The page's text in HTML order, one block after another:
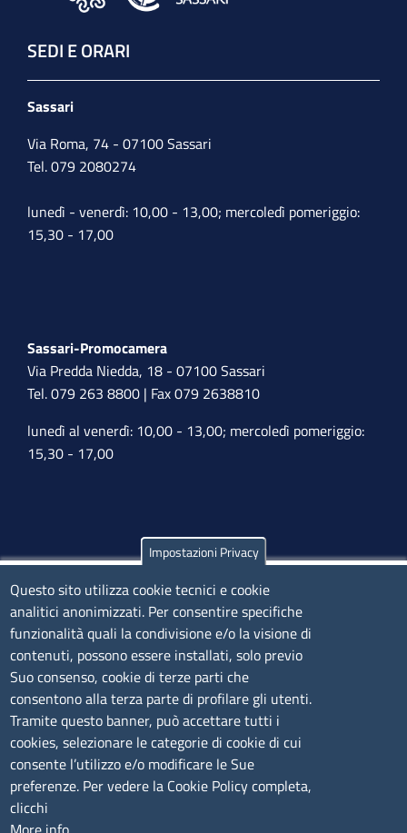
SEDI E ORARI
Sassari
Via Roma, 74 - 07100 Sassari
Tel. 079 2080274
lunedì - venerdì: 10,00 - 13,00; mercoledì pomeriggio:
15,30 - 17,00
Sassari-Promocamera
Via Predda Niedda, 18 - 07100 Sassari
Tel. 079 263 8800 | Fax 079 2638810
lunedì al venerdì: 10,00 - 13,00; mercoledì pomeriggio:
15,30 - 17,00
Olbia
Via Nanni 43 - 07026 Olbia
Tel. 0789 66122 | 0789 69580
mail:ufficio.olbia@ss.camcom.it
lunedì al venerdì: 9,00 - 12,00; lunedì pomeriggio: 16,00
- 17,00
CONTATTI
Camera di Commercio, Industria, Artigianato e
Impostazioni Privacy
Questo sito utilizza cookie tecnici e cookie
analitici anonimizzati. Per consentire specifiche
funzionalità quali la condivisione e/o la visione di
contenuti, possono essere installati, solo previo
Suo consenso, cookie di terze parti che
consentono alla terza parte di profilare gli utenti.
Tramite questo banner, può accettare tutti i
cookies, selezionare le categorie di cookie di cui
consente l’utilizzo e/o modificare le Sue
preferenze. Per vedere la Cookie Policy completa,
clicchi